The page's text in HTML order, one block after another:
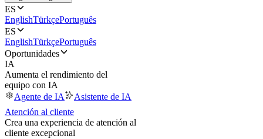
ES
EnglishTürkçePortuguês
ES
EnglishTürkçePortuguês
Oportunidades
IA
Aumenta el rendimiento del
equipo con IA
Agente de IA
Asistente de IA
Atención al cliente
Crea una experiencia de atención al
cliente excepcional